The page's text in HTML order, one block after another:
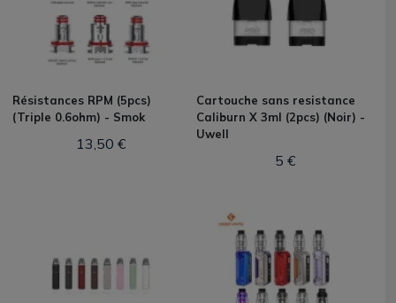
Résistances RPM (5pcs)
(Triple 0.6ohm) - Smok
13,50 €
Cartouche sans resistance
Caliburn X 3ml (2pcs) (Noir) -
Uwell
5 €